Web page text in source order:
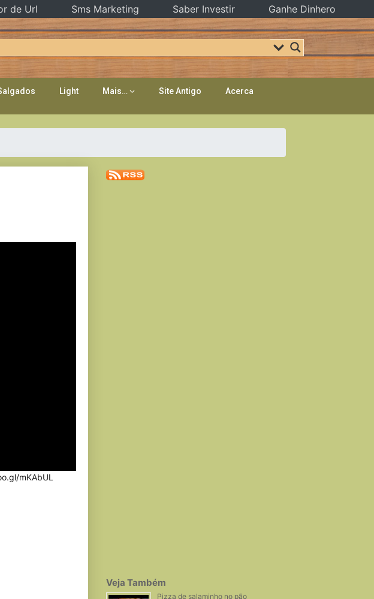
Light Mais… Site Antigo Acerca
mKAbUL
Veja Também
Pizza de salaminho no pão
de Url Sms Marketing Saber Investir Ganhe Dinhero